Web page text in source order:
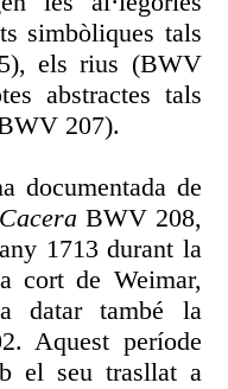
simbòliques tals
els rius (BWV
abstractes tals
207).
documentada de
BWV 208,
1713 durant la
cort de Weimar,
datar també la
Aquest període
el seu trasllat a